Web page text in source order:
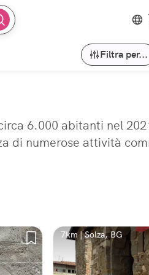
Filtra per...
6.000 abitanti nel
di numerose attività
7km | Solza, BG